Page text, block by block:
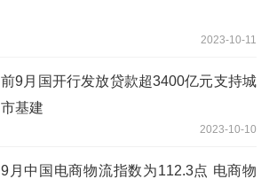
2023-10-11
前9月国开行发放贷款超3400亿元支持城
市基建
2023-10-10
9月中国电商物流指数为112.3点 电商物